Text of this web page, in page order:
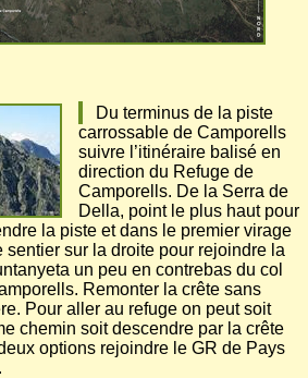
Du terminus de la piste
carrossable de Camporells
suivre l’itinéraire balisé en
direction du Refuge de
Camporells. De la Serra de
Della, point le plus haut pour
la piste et dans le premier virage
sentier sur la droite pour rejoindre la
un peu en contrebas du col
Remonter la crête sans
Pour aller au refuge on peut soit
chemin soit descendre par la crête
options rejoindre le GR de Pays